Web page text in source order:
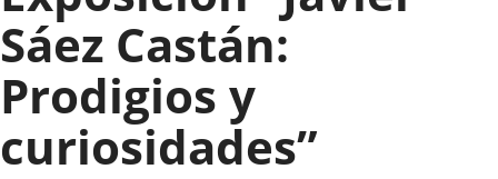
Sáez Castán:
Prodigios y
curiosidades”